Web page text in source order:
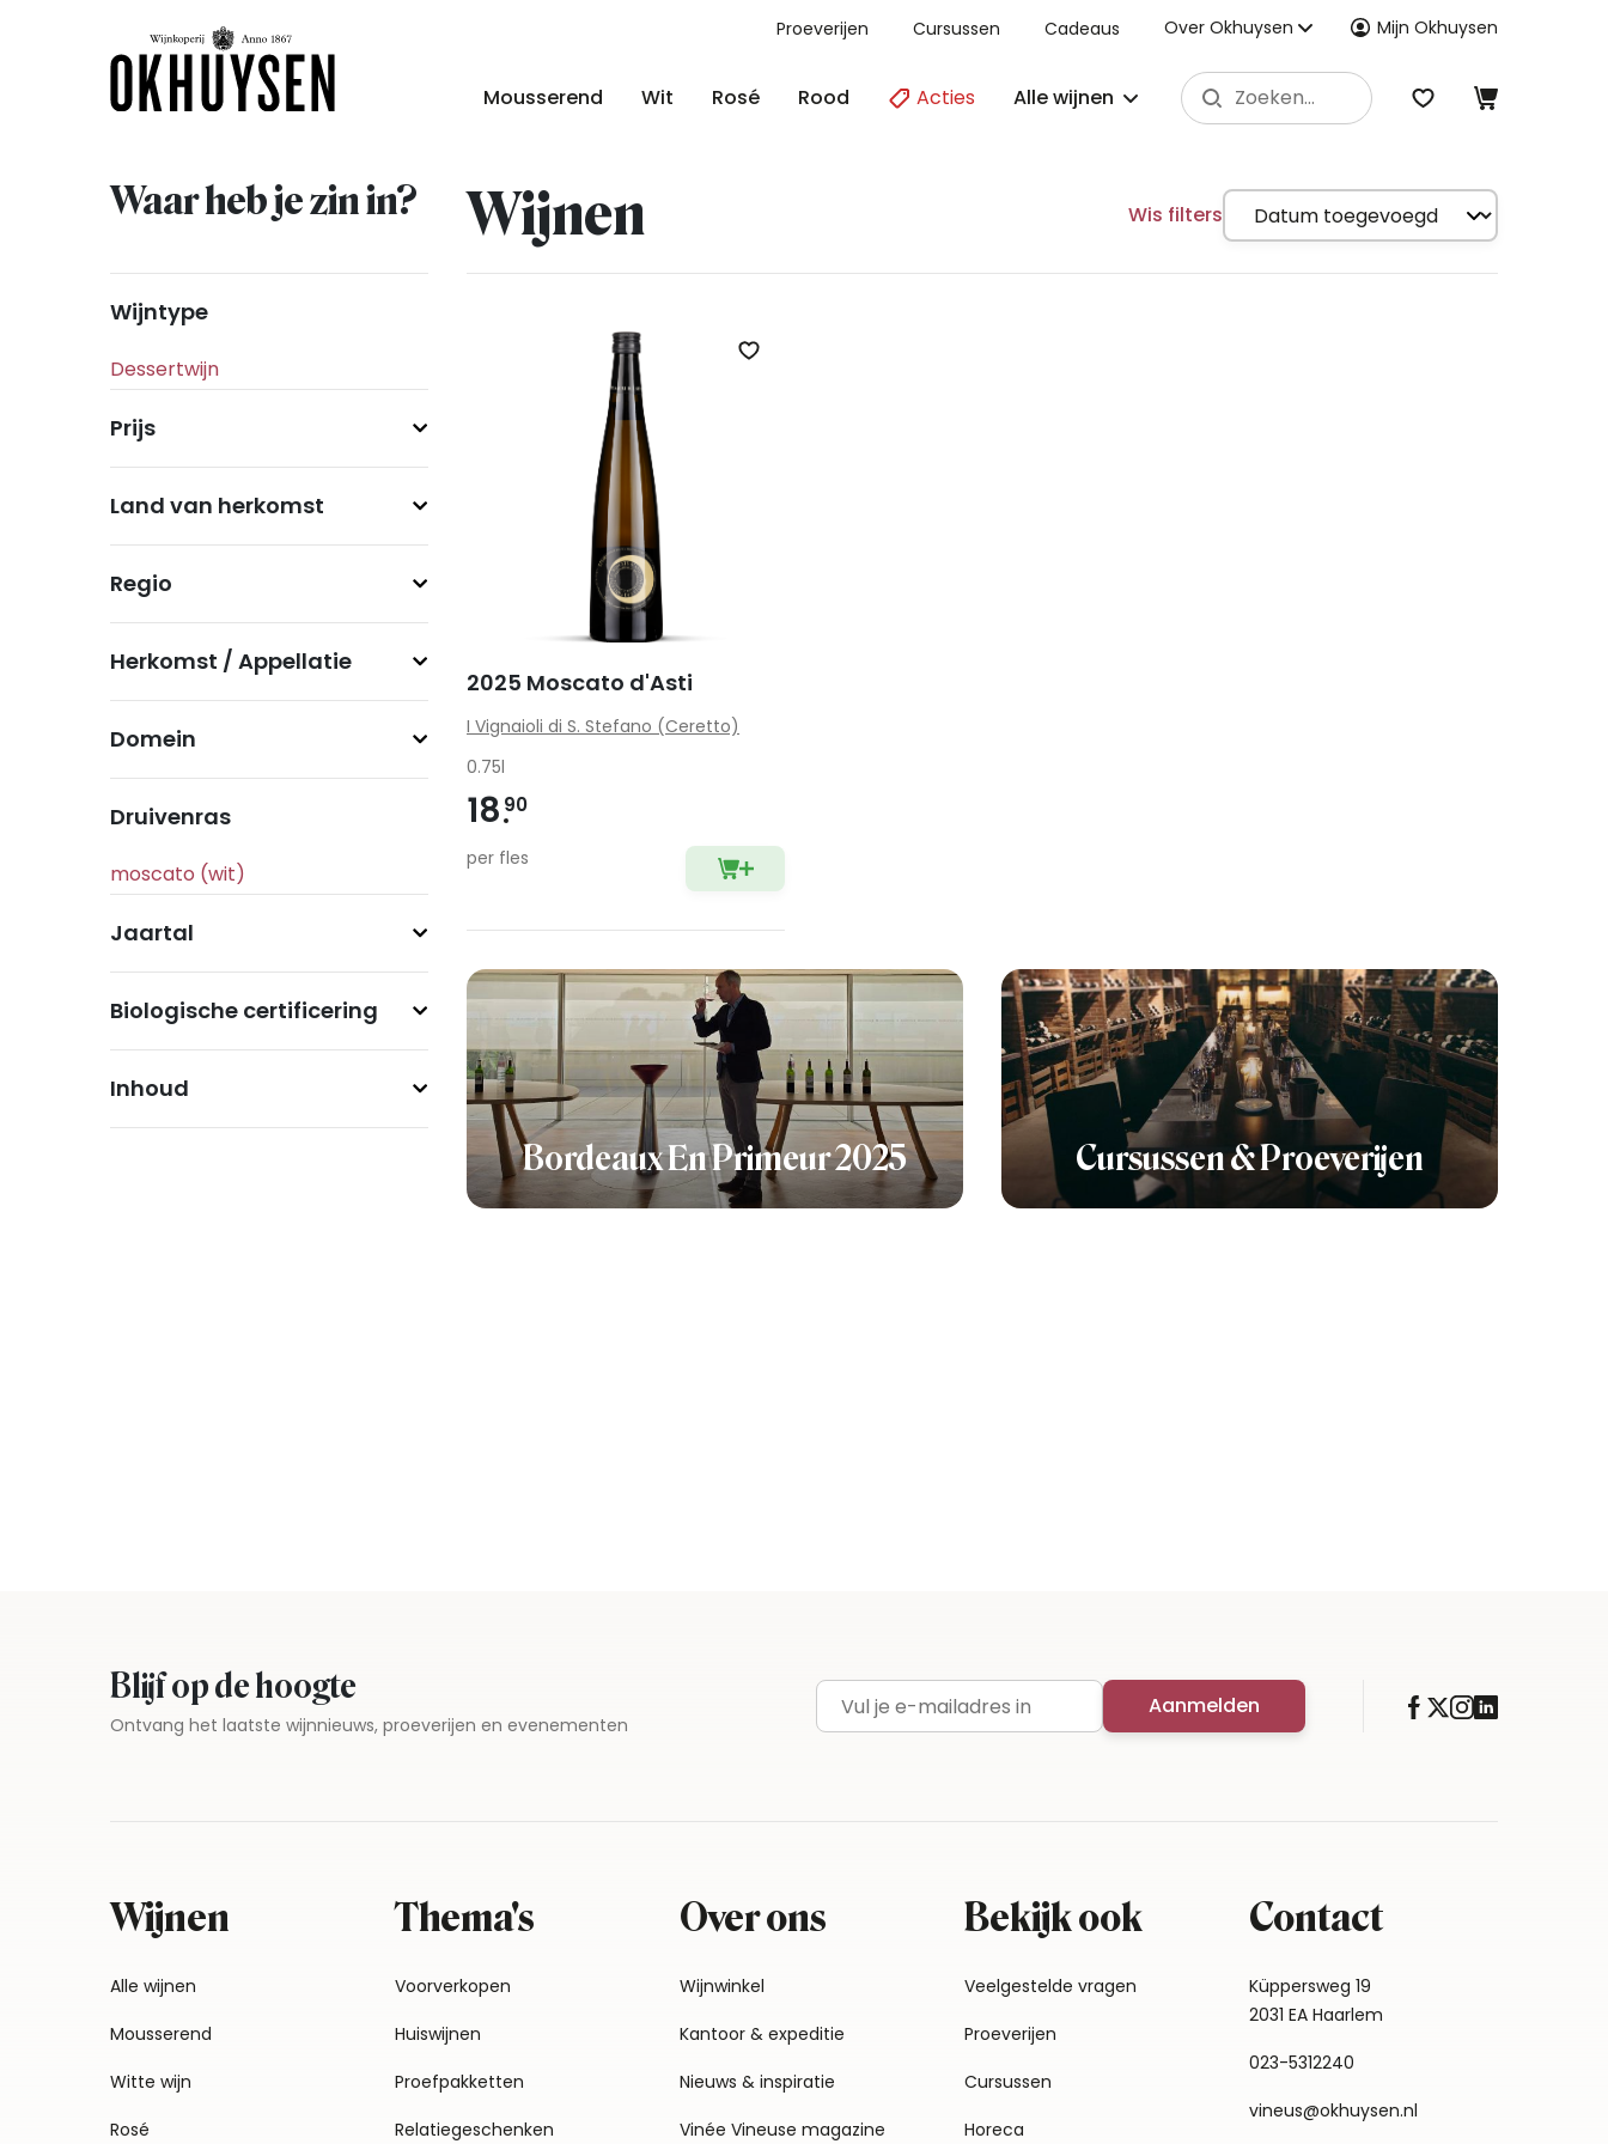
Proeverijen Cursussen Cadeaus Over Okhuysen Mijn Okhuysen
Mousserend Wit Rosé Rood Acties Alle wijnen
Waar heb je zin in? Wijnen Wis filters
Wijntype
Prijs
Land van herkomst
Regio
Herkomst / Appellatie
Domein
Druivenras
Jaartal
Biologische certificering
Inhoud
Bordeaux En Primeur 2025 Cursussen & Proeverijen
Zet op verlanglijst
2025 Moscato d'Asti
I Vignaioli di S. Stefano (Ceretto)
0.75l
18 90
per fles
Blijf op de hoogte
Ontvang het laatste wijnnieuws, proeverijen en evenementen E-mailadres Aanmelden
Wijnen
Alle wijnen
Mousserend
Witte wijn
Rosé
Thema's
Voorverkopen
Huiswijnen
Proefpakketten
Relatiegeschenken
Over ons
Wijnwinkel
Kantoor & expeditie
Nieuws & inspiratie
Vinée Vineuse magazine
Bekijk ook
Veelgestelde vragen
Proeverijen
Cursussen
Horeca
Contact
Küppersweg 19
2031 EA Haarlem
023-5312240
vineus@okhuysen.nl